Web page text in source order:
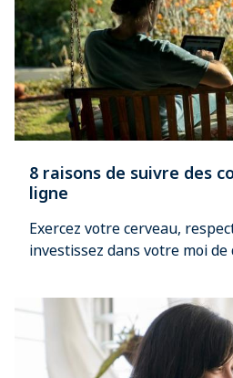
8 raisons de suivre des
ligne
Exercez votre cerveau,
investissez dans votre moi de